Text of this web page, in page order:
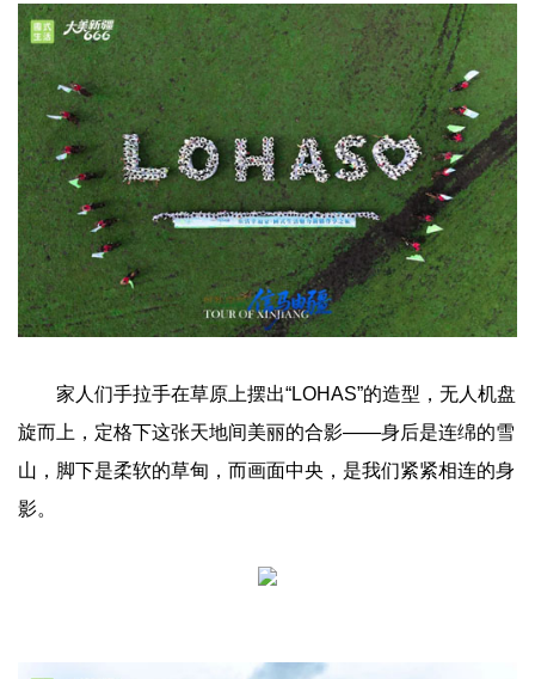
家人们手拉手在草原上摆出“LOHAS”的造型，无人机盘
旋而上，定格下这张天地间美丽的合影——身后是连绵的雪
山，脚下是柔软的草甸，而画面中央，是我们紧紧相连的身
影。